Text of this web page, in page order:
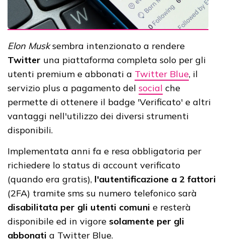
Elon Musksembra intenzionato a rendere
Twitter una piattaforma completa solo per gli
utenti premium e abbonati a Twitter Blue, il
servizio plus a pagamento del social che
permette di ottenere il badge 'Verificato' e altri
vantaggi nell'utilizzo dei diversi strumenti
disponibili.
Implementata anni fa e resa obbligatoria per
richiedere lo status di account verificato
(quando era gratis), l'autentificazione a 2 fattori
(2FA) tramite sms su numero telefonico sarà
disabilitata per gli utenti comuni e resterà
disponibile ed in vigore solamente per gli
abbonati a Twitter Blue.